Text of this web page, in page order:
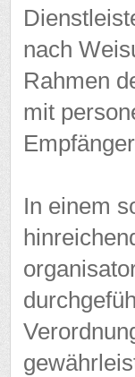
nach
Rahmen
mit
In einem